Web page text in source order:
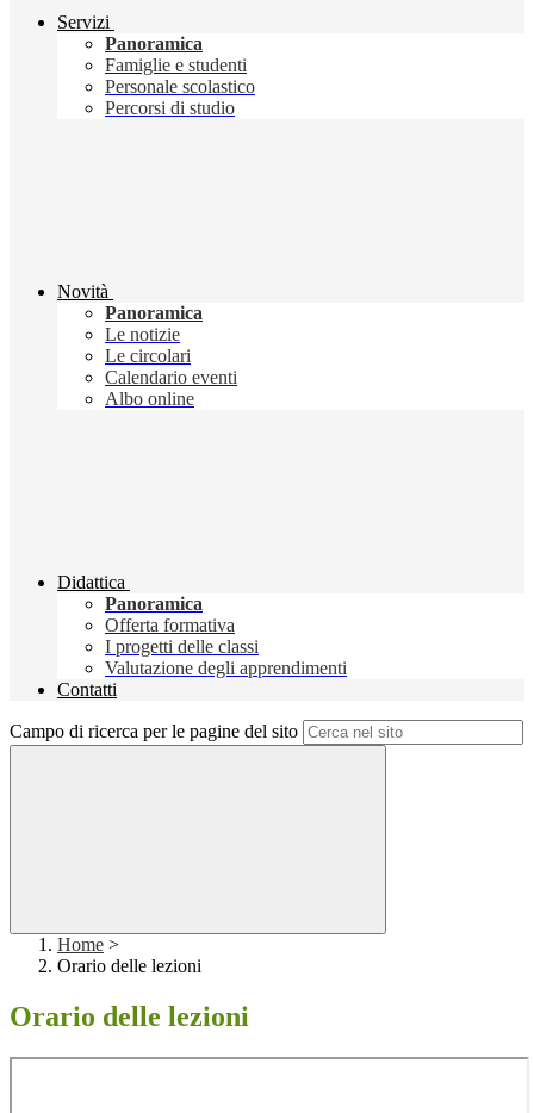
Servizi
Panoramica
Famiglie e studenti
Personale scolastico
Percorsi di studio
Novità
Panoramica
Le notizie
Le circolari
Calendario eventi
Albo online
Didattica
Panoramica
Offerta formativa
I progetti delle classi
Valutazione degli apprendimenti
Contatti
Campo di ricerca per le pagine del sito
Home >
Orario delle lezioni
Orario delle lezioni